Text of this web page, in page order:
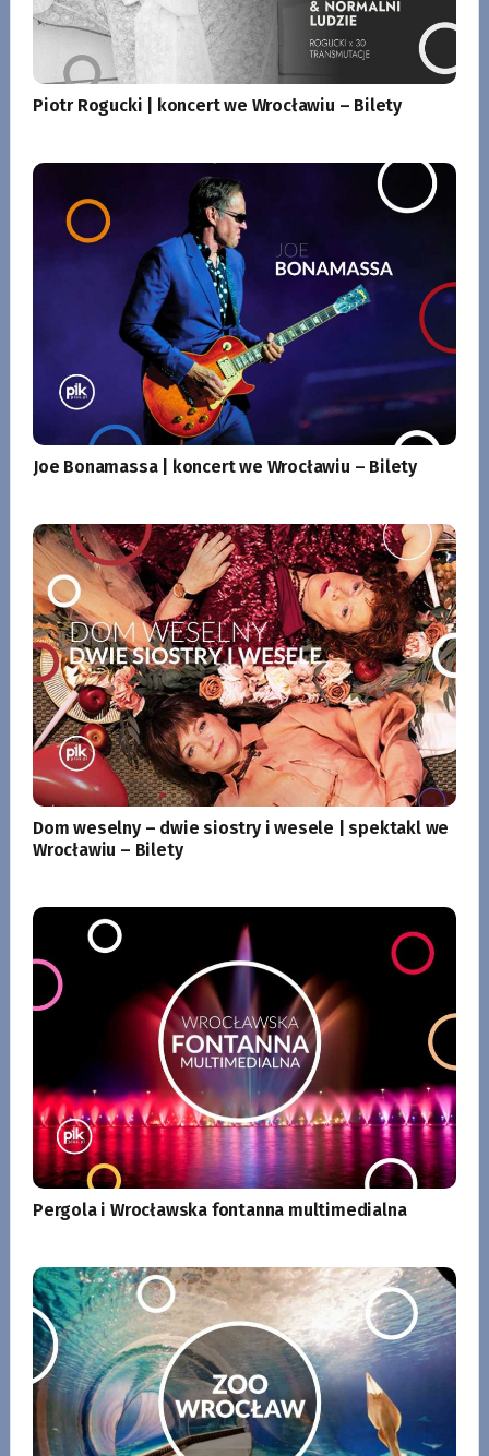
Piotr Rogucki | koncert we Wrocławiu – Bilety
Joe Bonamassa | koncert we Wrocławiu – Bilety
Dom weselny – dwie siostry i wesele | spektakl we
Wrocławiu – Bilety
Pergola i Wrocławska fontanna multimedialna